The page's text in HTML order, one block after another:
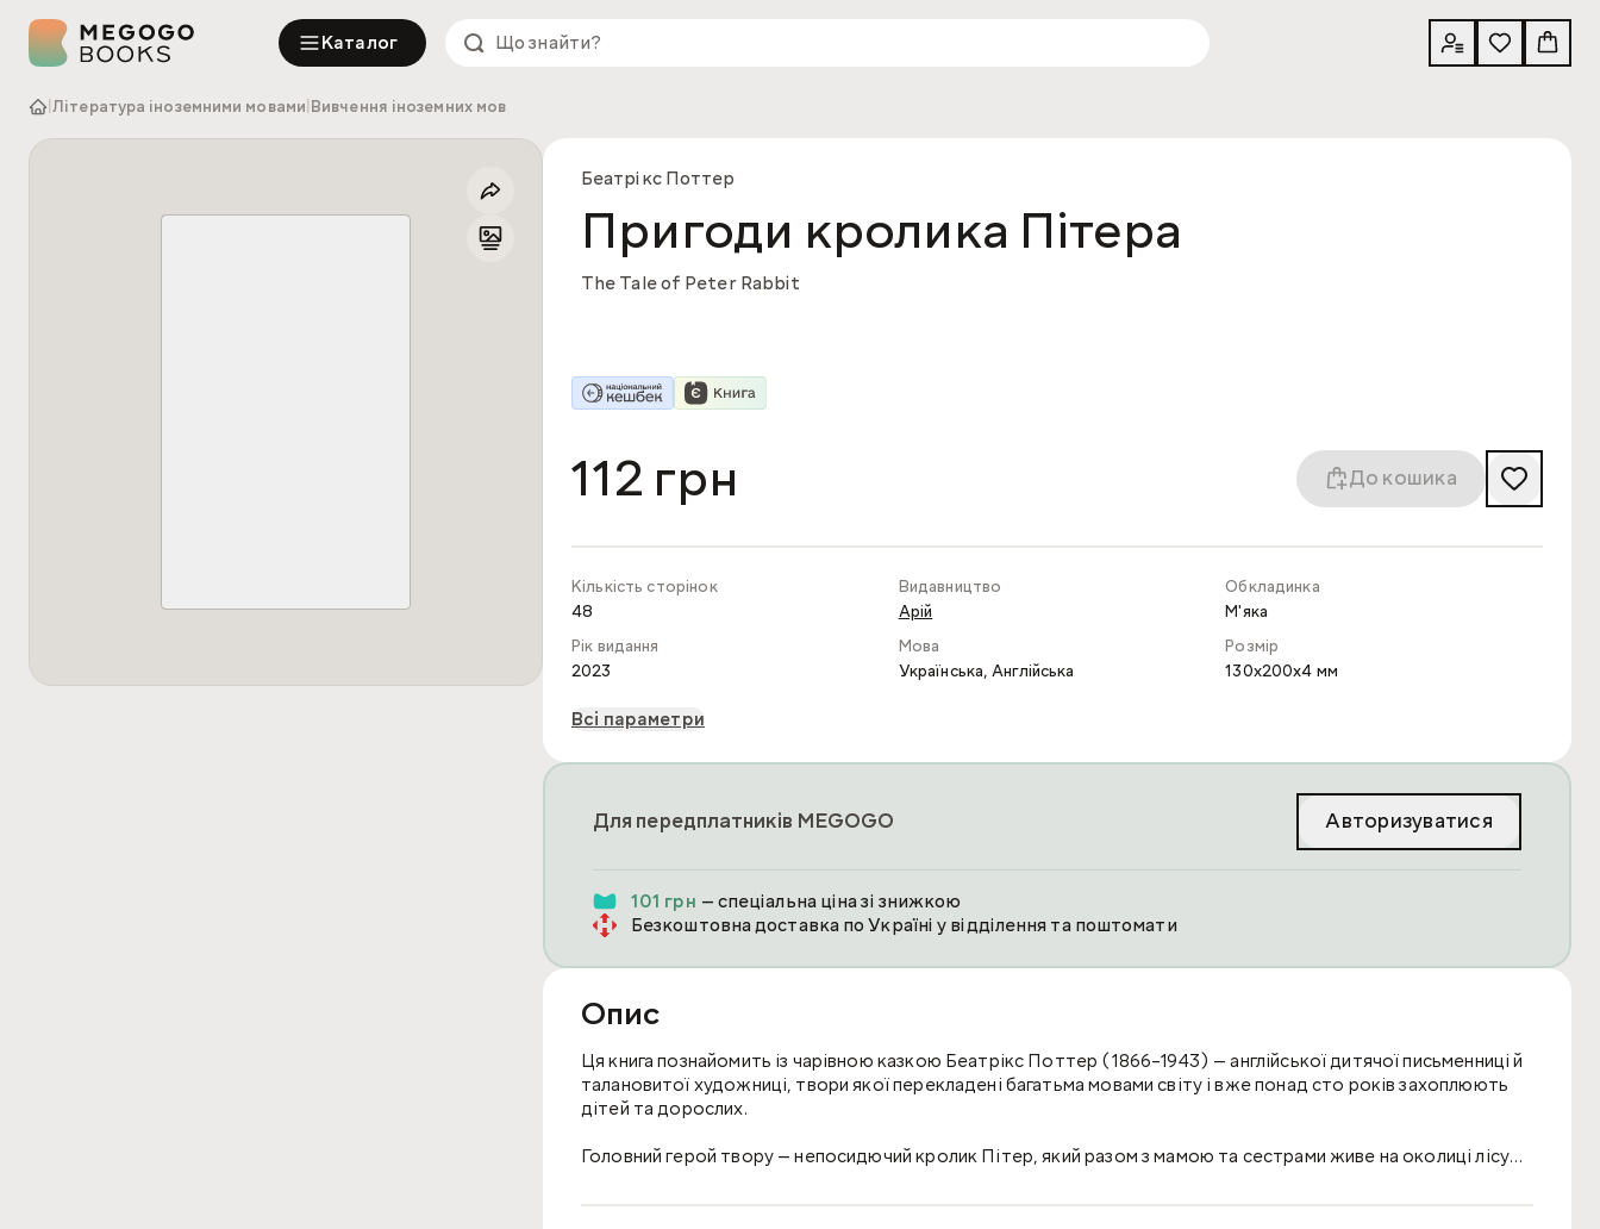
Каталог
|Література іноземними мовами Вивчення іноземних мов
Беатрікс Поттер
Пригоди кролика Пітера
The Tale of Peter Rabbit
112 грн До кошика
Кількість сторінок
48
Видавництво
Арій
Обкладинка
М'яка
Рік видання
2023
Мова
Українська,Англійська
Розмір
130x200x4 мм
Всі параметри
Для передплатників MEGOGO Авторизуватися
101 грн — спеціальна ціна зі знижкою
Безкоштовна доставка по Україні у відділення та поштомати
Опис
Ця книга познайомить із чарівною казкою Беатрікс Поттер (1866–1943) — англійської дитячої письменниці й
талановитої художниці, твори якої перекладені багатьма мовами світу і вже понад сто років захоплюють
дітей та дорослих.
Головний герой твору — непосидючий кролик Пітер, який разом з мамою та сестрами живе на околиці лісу
неприємності та халепи. Саме через це в нього з фермером склалися непрості відносини: Пітер вдається до